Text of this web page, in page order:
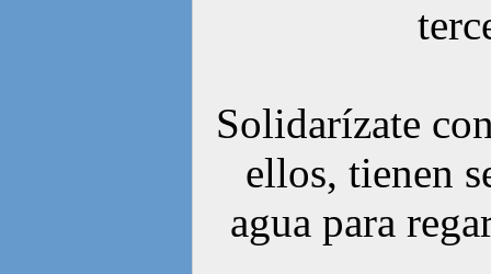
Solidarízate
ellos, tienen
agua para